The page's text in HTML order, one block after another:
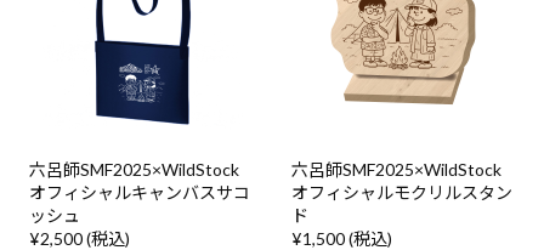
六呂師SMF2025×WildStock
オフィシャルキャンバスサコ
ッシュ
¥2,500 (税込)
六呂師SMF2025×WildStock
オフィシャルモクリルスタン
ド
¥1,500 (税込)